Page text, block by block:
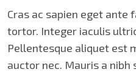
Cras ac sapien eget ante
tortor. Integer iaculis
Pellentesque aliquet est
auctor nec. Mauris a